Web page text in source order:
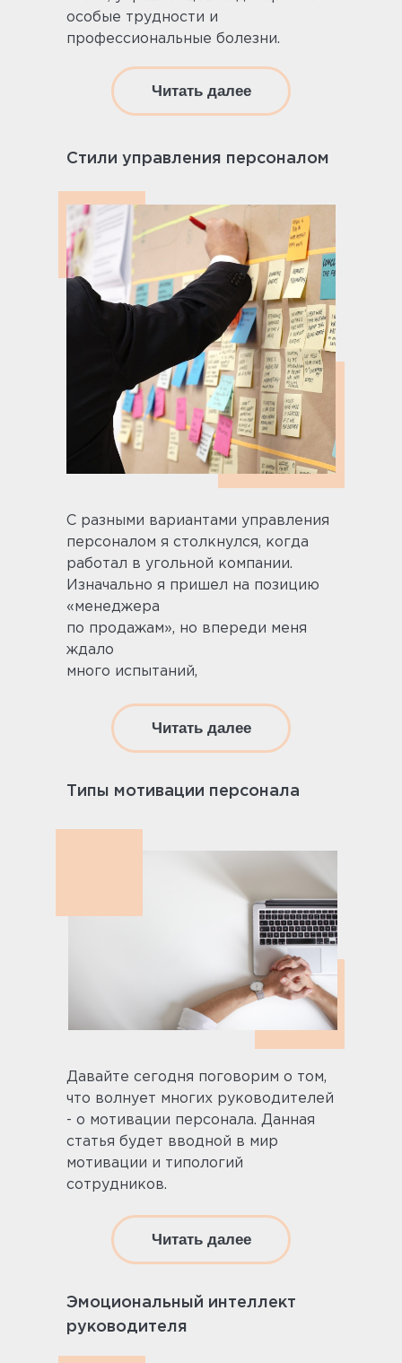
особые трудности и
профессиональные болезни.
С разными вариантами управления
персоналом я столкнулся, когда
работал в угольной компании.
Изначально я пришел на позицию
«менеджера
по продажам», но впереди меня
ждало
много испытаний,
Читать далее
Читать далее
Стили управления персоналом
Типы мотивации персонала
Давайте сегодня поговорим о том,
что волнует многих руководителей
- о мотивации персонала. Данная
статья будет вводной в мир
мотивации и типологий
сотрудников.
Читать далее
Эмоциональный интеллект
руководителя